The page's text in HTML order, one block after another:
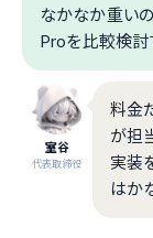
なかなか重い
Proを比較検討
室谷
代表取締役
料金
が担
実装
はか